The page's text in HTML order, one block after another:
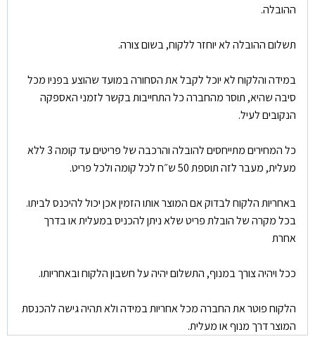
ההובלה.
תשלום ההובלה לא יוחזר ללקוח, בשום צורה.
במידה והלקוח לא יוכל לקבל את הסחורה במועד שהוצע בפניו מכל
סיבה שהיא, תוסר מהחברה כל התחייבות בקשר לזמני האספקה
הנקובים לעיל.
כל המחירים מתייחסים להובלה והרכבה של פריטים עד קומה 3 ללא
מעלית, מעבר לזה תוספת 50 ש״ח לכל קומה ולכל פריט.
באחריות הלקוח לבדוק אם המוצר אותו הזמין אכן יכול להיכנס לביתו.
בכל מקרה של הובלת פריט שלא ניתן להכניס במעלית או בדרך
אחרת
ככל ויהיה צורך במנוף, התשלום יהיה על חשבון הלקוח ובאחריותו.
הלקוח פוטר את החברה מכל אחריות במידה ולא תהיה גישה להכנסת
המוצר דרך מנוף או מעלית.